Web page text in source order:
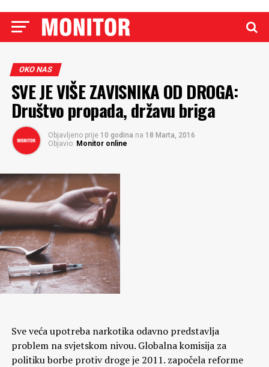
OKO NAS
SVE JE VIŠE ZAVISNIKA OD DROGA:
Društvo propada, državu briga
Objavljeno prije 10 godina na 18 Marta, 2016
Objavio: Monitor online
Sve veća upotreba narkotika odavno predstavlja
problem na svjetskom nivou. Globalna komisija za
politiku borbe protiv droge je 2011. započela reforme